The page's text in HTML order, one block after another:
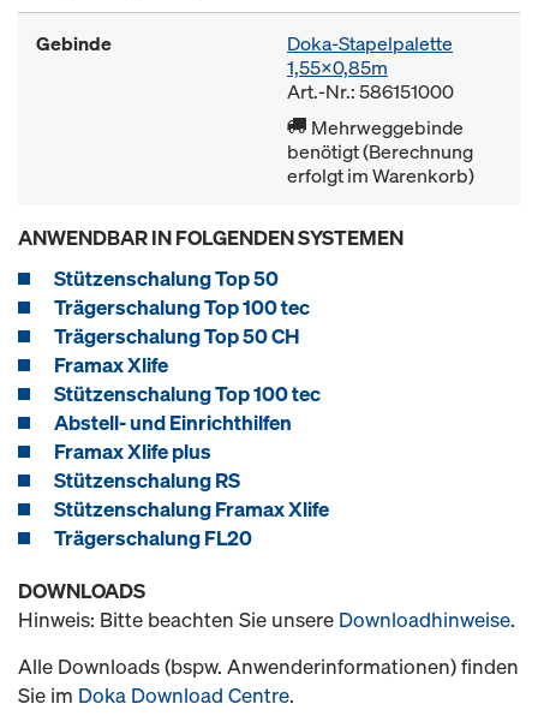
Gebinde
Doka-Stapelpalette
1,55x0,85m
Art.-Nr.: 586151000
Mehrweggebinde
benötigt (Berechnung
erfolgt im Warenkorb)
ANWENDBAR IN FOLGENDEN SYSTEMEN
Stützenschalung Top 50
Trägerschalung Top 100 tec
Trägerschalung Top 50 CH
Framax Xlife
Stützenschalung Top 100 tec
Abstell- und Einrichthilfen
Framax Xlife plus
Stützenschalung RS
Stützenschalung Framax Xlife
Trägerschalung FL20
DOWNLOADS
Hinweis: Bitte beachten Sie unsere Downloadhinweise.
Alle Downloads (bspw. Anwenderinformationen) finden
Sie im Doka Download Centre.